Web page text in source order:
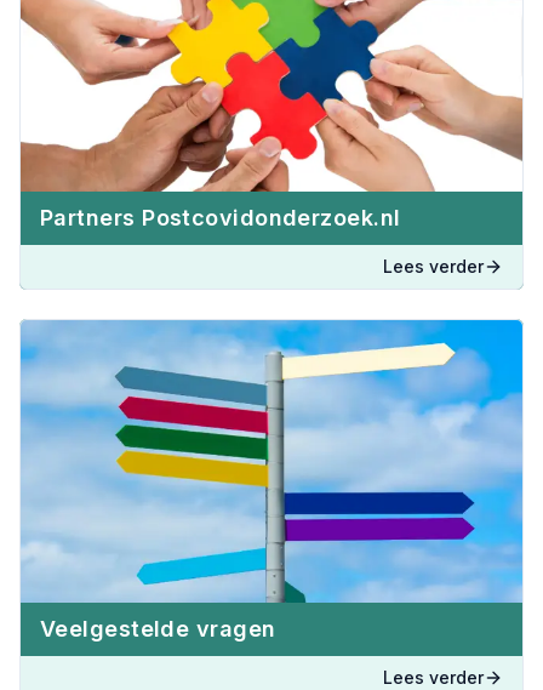
Partners Postcovidonderzoek.nl
Lees verder
Veelgestelde vragen
Lees verder